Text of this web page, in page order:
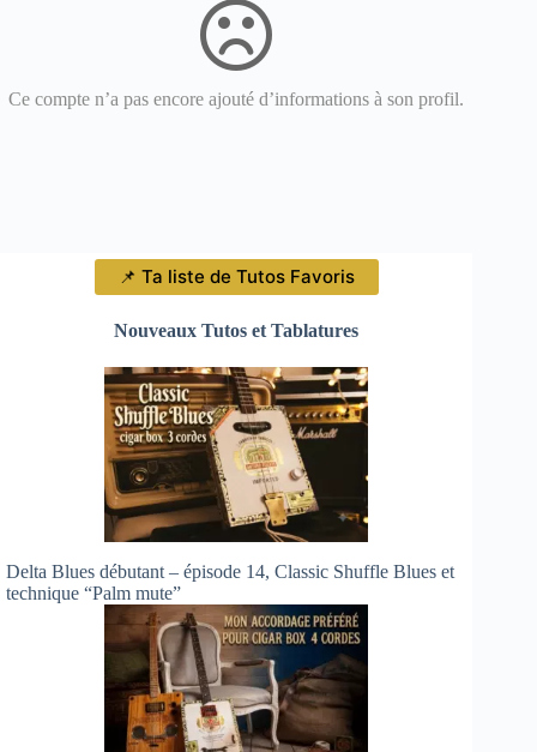
Ce compte n’a pas encore ajouté d’informations à son profil.
📌 Ta liste de Tutos Favoris
Nouveaux Tutos et Tablatures
Delta Blues débutant – épisode 14, Classic Shuffle Blues et
technique “Palm mute”